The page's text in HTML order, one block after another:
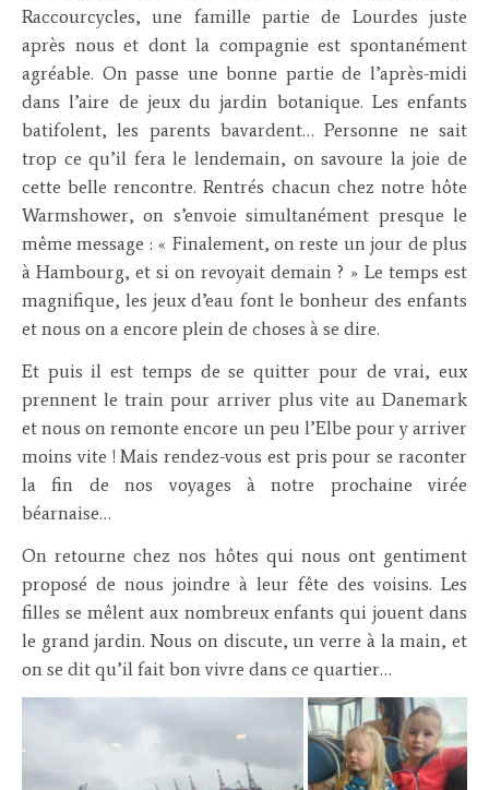
Raccourcycles, une famille partie de Lourdes juste
après nous et dont la compagnie est spontanément
agréable. On passe une bonne partie de l’après-midi
dans l’aire de jeux du jardin botanique. Les enfants
batifolent, les parents bavardent… Personne ne sait
trop ce qu’il fera le lendemain, on savoure la joie de
cette belle rencontre. Rentrés chacun chez notre hôte
Warmshower, on s’envoie simultanément presque le
même message : « Finalement, on reste un jour de plus
à Hambourg, et si on revoyait demain ? » Le temps est
magnifique, les jeux d’eau font le bonheur des enfants
et nous on a encore plein de choses à se dire.
Et puis il est temps de se quitter pour de vrai, eux
prennent le train pour arriver plus vite au Danemark
et nous on remonte encore un peu l’Elbe pour y arriver
moins vite ! Mais rendez-vous est pris pour se raconter
la fin de nos voyages à notre prochaine virée
béarnaise…
On retourne chez nos hôtes qui nous ont gentiment
proposé de nous joindre à leur fête des voisins. Les
filles se mêlent aux nombreux enfants qui jouent dans
le grand jardin. Nous on discute, un verre à la main, et
on se dit qu’il fait bon vivre dans ce quartier…